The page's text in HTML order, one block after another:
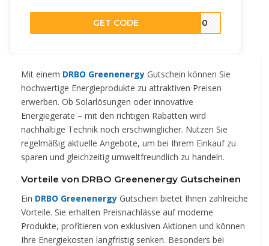
GET CODE ET10
Mit einem DRBO Greenenergy Gutschein können Sie
hochwertige Energieprodukte zu attraktiven Preisen
erwerben. Ob Solarlösungen oder innovative
Energiegeräte – mit den richtigen Rabatten wird
nachhaltige Technik noch erschwinglicher. Nutzen Sie
regelmäßig aktuelle Angebote, um bei Ihrem Einkauf zu
sparen und gleichzeitig umweltfreundlich zu handeln.
Vorteile von DRBO Greenenergy Gutscheinen
Ein DRBO Greenenergy Gutschein bietet Ihnen zahlreiche
Vorteile. Sie erhalten Preisnachlässe auf moderne
Produkte, profitieren von exklusiven Aktionen und können
Ihre Energiekosten langfristig senken. Besonders bei